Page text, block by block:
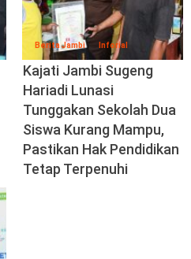
Berita Jambi Inforial
Kajati Jambi Sugeng
Hariadi Lunasi
Tunggakan Sekolah Dua
Siswa Kurang Mampu,
Pastikan Hak Pendidikan
Tetap Terpenuhi